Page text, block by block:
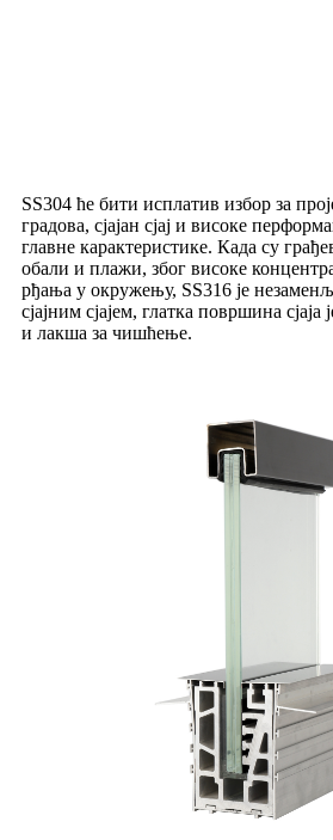
SS304 ће бити исплатив избор за
градова, сјајан сјај и високе
главне карактеристике. Када су
обали и плажи, због високе
рђања у окружењу, SS316 је
сјајним сјајем, глатка површина
и лакша за чишћење.